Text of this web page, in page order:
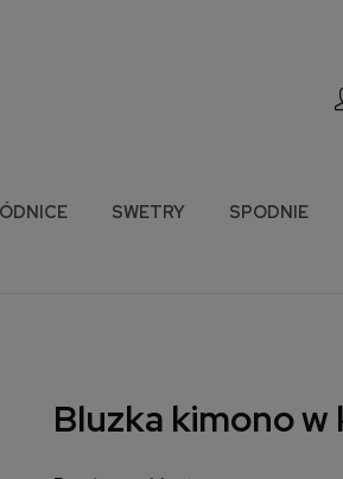
SWETRY SPODNIE
Bluzka kimono